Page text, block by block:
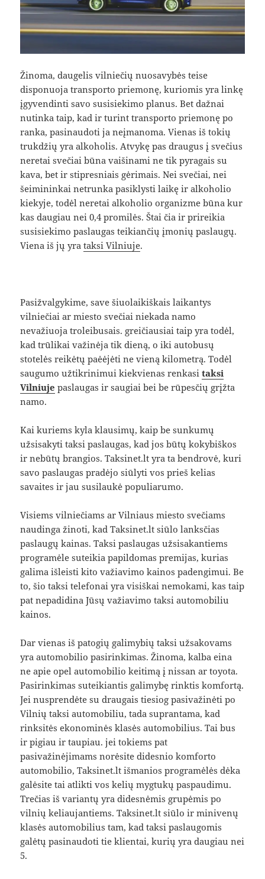
Žinoma, daugelis vilniečių nuosavybės teise
disponuoja transporto priemonę, kuriomis yra linkę
įgyvendinti savo susisiekimo planus. Bet dažnai
nutinka taip, kad ir turint transporto priemonę po
ranka, pasinaudoti ja neįmanoma. Vienas iš tokių
trukdžių yra alkoholis. Atvykę pas draugus į svečius
neretai svečiai būna vaišinami ne tik pyragais su
kava, bet ir stipresniais gėrimais. Nei svečiai, nei
šeimininkai netrunka pasiklysti laikę ir alkoholio
kiekyje, todėl neretai alkoholio organizme būna kur
kas daugiau nei 0,4 promilės. Štai čia ir prireikia
susisiekimo paslaugas teikiančių įmonių paslaugų.
Viena iš jų yrataksi Vilniuje.
Pasižvalgykime, save šiuolaikiškais laikantys
vilniečiai ar miesto svečiai niekada namo
nevažiuoja troleibusais. greičiausiai taip yra todėl,
kad trūlikai važinėja tik dieną, o iki autobusų
stotelės reikėtų paėėjėti ne vieną kilometrą. Todėl
saugumo užtikrinimui kiekvienas renkasitaksi
Vilniuje paslaugas ir saugiai bei be rūpesčių grįžta
namo.
Kai kuriems kyla klausimų, kaip be sunkumų
užsisakyti taksi paslaugas, kad jos būtų kokybiškos
ir nebūtų brangios. Taksinet.lt yra ta bendrovė, kuri
savo paslaugas pradėjo siūlyti vos prieš kelias
savaites ir jau susilaukė populiarumo.
Visiems vilniečiams ar Vilniaus miesto svečiams
naudinga žinoti, kad Taksinet.lt siūlo lanksčias
paslaugų kainas. Taksi paslaugas užsisakantiems
programėle suteikia papildomas premijas, kurias
galima išleisti kito važiavimo kainos padengimui. Be
to, šio taksi telefonai yra visiškai nemokami, kas taip
pat nepadidina Jūsų važiavimo taksi automobiliu
kainos.
Dar vienas iš patogių galimybių taksi užsakovams
yra automobilio pasirinkimas. Žinoma, kalba eina
ne apie opel automobilio keitimą į nissan ar toyota.
Pasirinkimas suteikiantis galimybę rinktis komfortą.
Jei nusprendėte su draugais tiesiog pasivažinėti po
Vilnių taksi automobiliu, tada suprantama, kad
rinksitės ekonominės klasės automobilius. Tai bus
ir pigiau ir taupiau. jei tokiems pat
pasivažinėjimams norėsite didesnio komforto
automobilio, Taksinet.lt išmanios programėlės dėka
galėsite tai atlikti vos kelių mygtukų paspaudimu.
Trečias iš variantų yra didesnėmis grupėmis po
vilnių keliaujantiems. Taksinet.lt siūlo ir minivenų
klasės automobilius tam, kad taksi paslaugomis
galėtų pasinaudoti tie klientai, kurių yra daugiau nei
5.